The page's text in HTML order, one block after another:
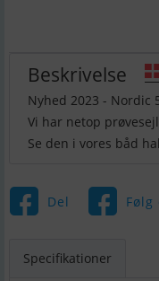
Beskrivelse
Nyhed 2023 - Nordic
Vi har netop
Se den i vores båd
Del Følg
Specifikationer